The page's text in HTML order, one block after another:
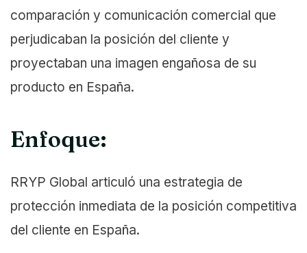
comparación y comunicación comercial que
perjudicaban la posición del cliente y
proyectaban una imagen engañosa de su
producto en España.
Enfoque:
RRYP Global articuló una estrategia de
protección inmediata de la posición competitiva
del cliente en España.